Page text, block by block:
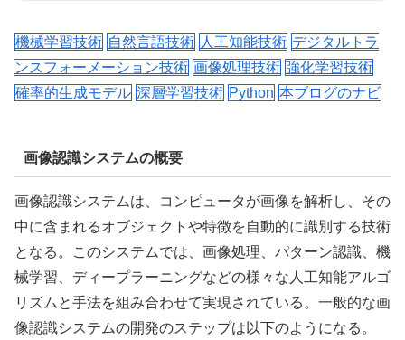
機械学習技術 自然言語技術 人工知能技術 デジタルトラ
ンスフォーメーション技術 画像処理技術 強化学習技術
確率的生成モデル 深層学習技術 Python 本ブログのナビ
画像認識システムの概要
画像認識システムは、コンピュータが画像を解析し、その
中に含まれるオブジェクトや特徴を自動的に識別する技術
となる。このシステムでは、画像処理、パターン認識、機
械学習、ディープラーニングなどの様々な人工知能アルゴ
リズムと手法を組み合わせて実現されている。一般的な画
像認識システムの開発のステップは以下のようになる。